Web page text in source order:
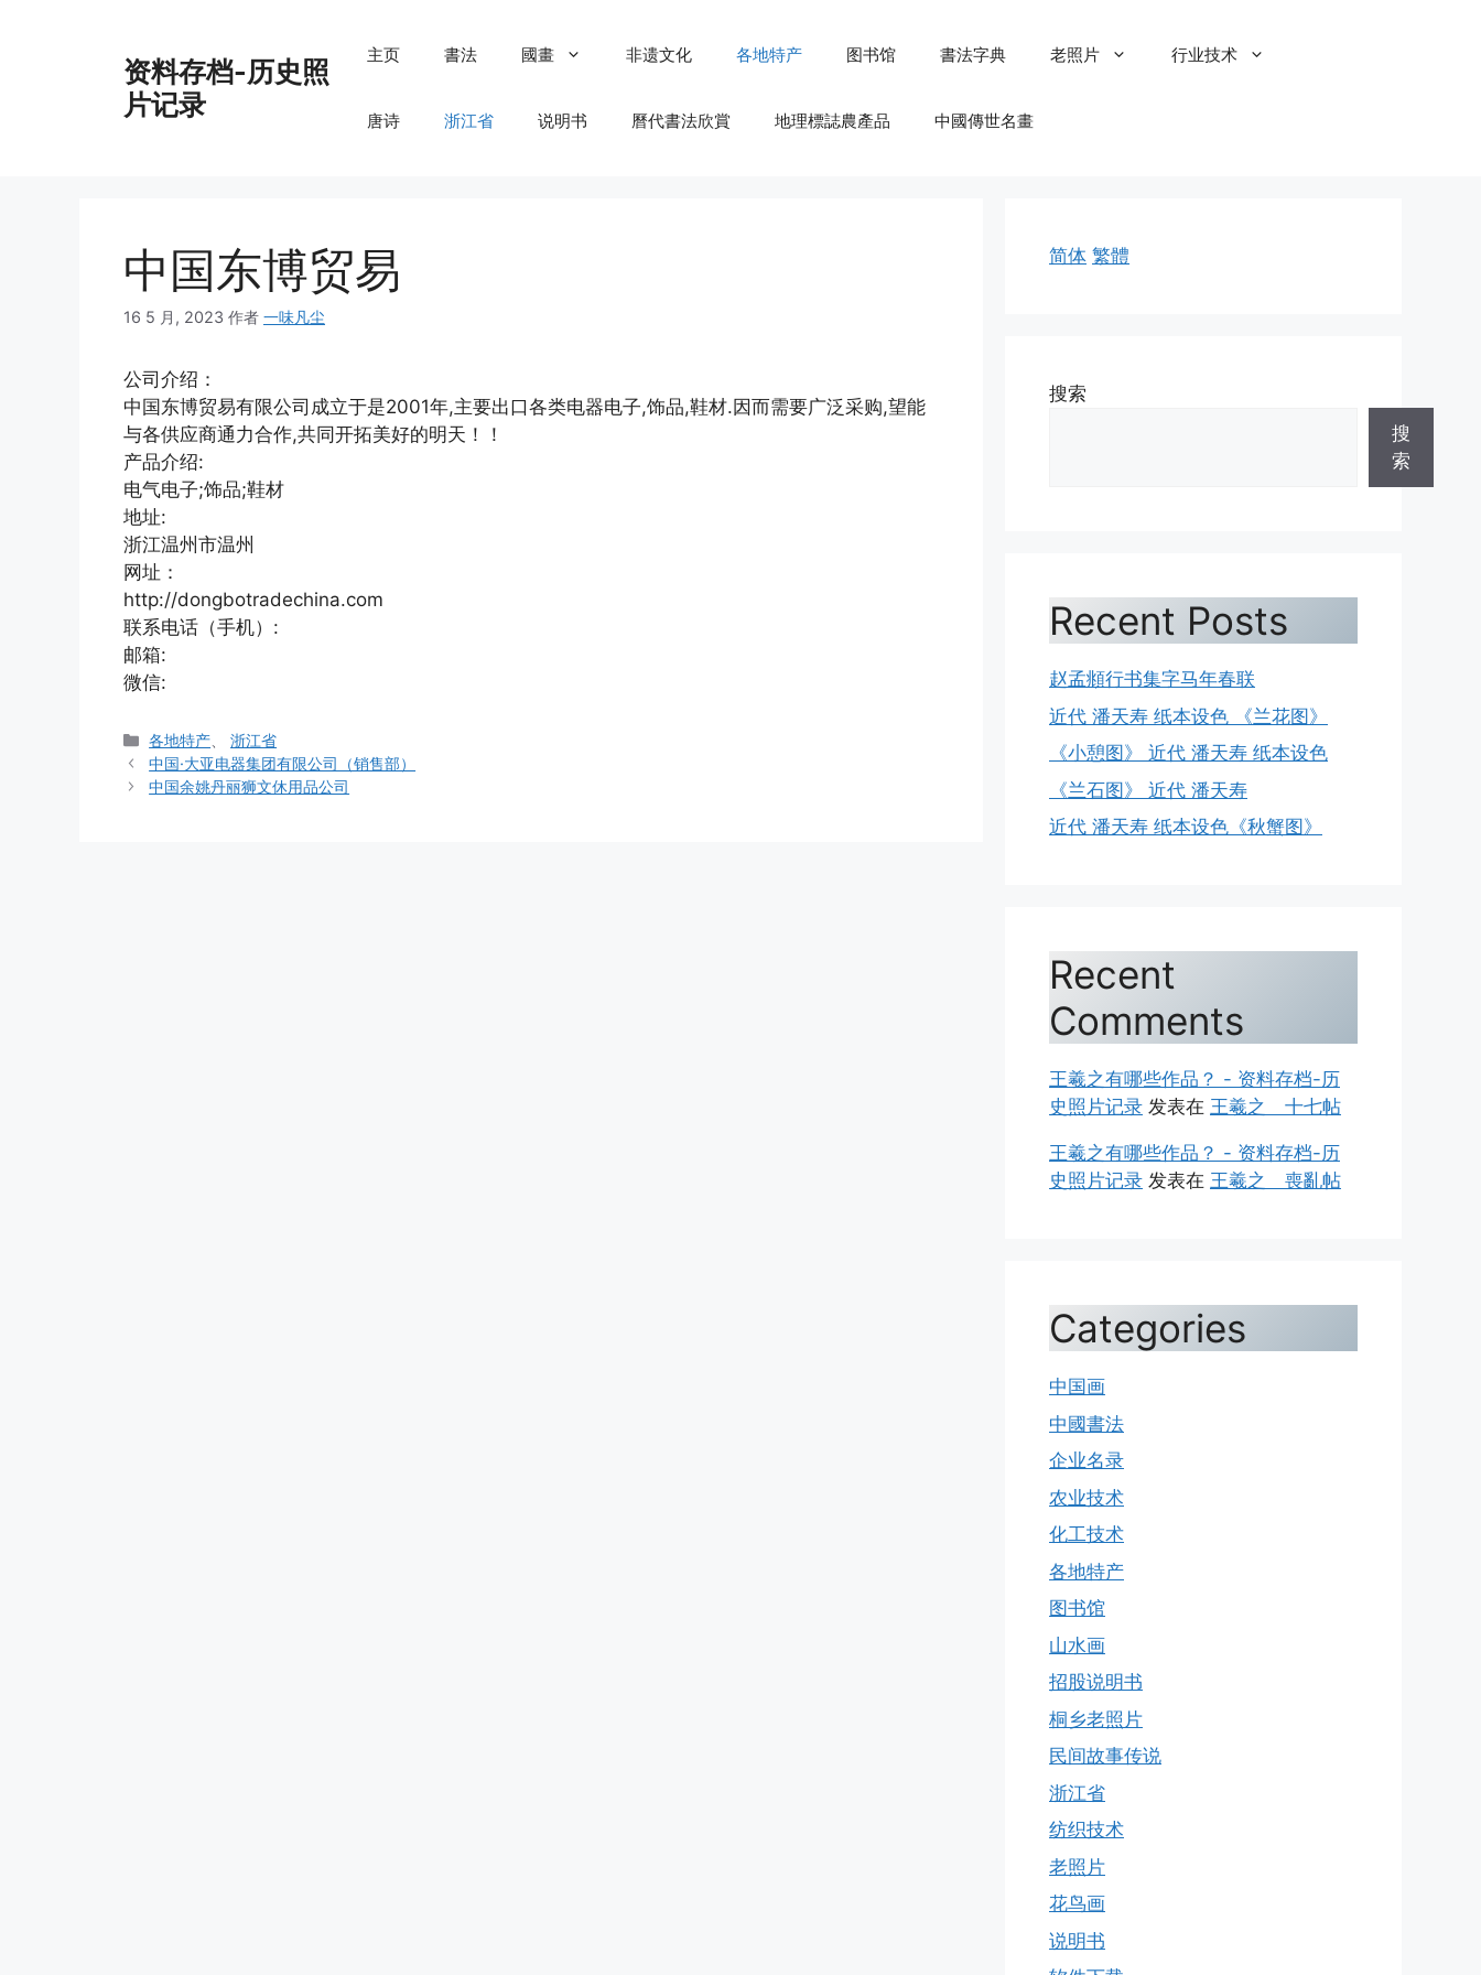
资料存档-历史照
片记录
主页 書法 國畫 非遗文化 各地特产 图书馆 書法字典 老照片 行业技术
唐诗 浙江省 说明书 曆代書法欣賞 地理標誌農產品 中國傳世名畫
中国东博贸易
16 5 月, 2023 作者 一味凡尘
公司介绍：
中国东博贸易有限公司成立于是2001年,主要出口各类电器电子,饰品,鞋材.因而需要广泛采购,望能
与各供应商通力合作,共同开拓美好的明天！！
产品介绍:
电气电子;饰品;鞋材
地址:
浙江温州市温州
网址：
http://dongbotradechina.com
联系电话（手机）:
邮箱:
微信:
分
类
各地特产 、浙江省
中国·大亚电器集团有限公司（销售部）
中国余姚丹丽狮文休用品公司
简体 繁體
搜索
搜
索
Recent Posts
赵孟頫行书集字马年春联
近代 潘天寿 纸本设色 《兰花图》
《小憩图》 近代 潘天寿 纸本设色
《兰石图》 近代 潘天寿
近代 潘天寿 纸本设色《秋蟹图》
Recent
Comments
王羲之有哪些作品？ - 资料存档-历
史照片记录 发表在 王羲之 十七帖
王羲之有哪些作品？ - 资料存档-历
史照片记录 发表在 王羲之 喪亂帖
Categories
中国画
中國書法
企业名录
农业技术
化工技术
各地特产
图书馆
山水画
招股说明书
桐乡老照片
民间故事传说
浙江省
纺织技术
老照片
花鸟画
说明书